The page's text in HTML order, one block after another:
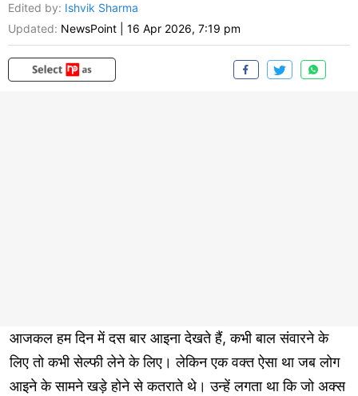
Edited by: Ishvik Sharma
Updated: NewsPoint 16 Apr 2026, 7:19 pm
आजकल हम दिन में दस बार आइना देखते हैं, कभी बाल संवारने के
लिए तो कभी सेल्फी लेने के लिए। लेकिन एक वक्त ऐसा था जब लोग
आइने के सामने खड़े होने से कतराते थे। उन्हें लगता था कि जो अक्स